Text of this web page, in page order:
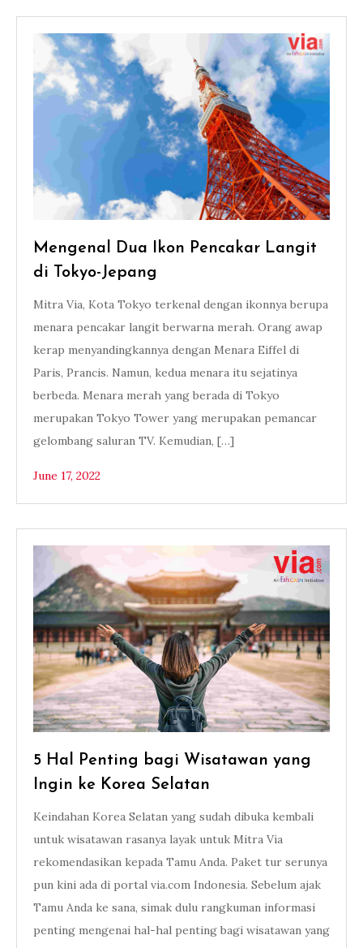
Mengenal Dua Ikon Pencakar Langit
di Tokyo-Jepang
Mitra Via, Kota Tokyo terkenal dengan ikonnya berupa
menara pencakar langit berwarna merah. Orang awap
kerap menyandingkannya dengan Menara Eiffel di
Paris, Prancis. Namun, kedua menara itu sejatinya
berbeda. Menara merah yang berada di Tokyo
merupakan Tokyo Tower yang merupakan pemancar
gelombang saluran TV. Kemudian, […]
June 17, 2022
5 Hal Penting bagi Wisatawan yang
Ingin ke Korea Selatan
Keindahan Korea Selatan yang sudah dibuka kembali
untuk wisatawan rasanya layak untuk Mitra Via
rekomendasikan kepada Tamu Anda. Paket tur serunya
pun kini ada di portal via.com Indonesia. Sebelum ajak
Tamu Anda ke sana, simak dulu rangkuman informasi
penting mengenai hal-hal penting bagi wisatawan yang